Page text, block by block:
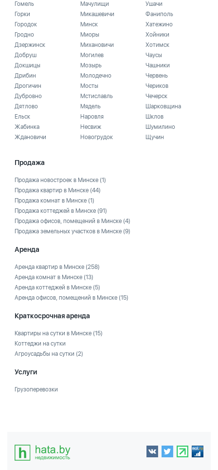
Гомель
Горки
Городок
Гродно
Дзержинск
Добруш
Докшицы
Дрибин
Дрогичин
Дубровно
Дятлово
Ельск
Жабинка
Ждановичи
Мачулищи
Микашевичи
Минск
Миоры
Михановичи
Могилев
Мозырь
Молодечно
Мосты
Мстиславль
Мядель
Наровля
Несвиж
Новогрудок
Ушачи
Фаниполь
Хатежино
Хойники
Хотимск
Чаусы
Чашники
Червень
Чериков
Чечерск
Шарковщина
Шклов
Шумилино
Щучин
Продажа
Продажа новостроек в Минске (1)
Продажа квартир в Минске (44)
Продажа комнат в Минске (1)
Продажа коттеджей в Минске (91)
Продажа офисов, помещений в Минске (4)
Продажа земельных участков в Минске (9)
Аренда
Аренда квартир в Минске (258)
Аренда комнат в Минске (13)
Аренда коттеджей в Минске (5)
Аренда офисов, помещений в Минске (15)
Краткосрочная аренда
Квартиры на сутки в Минске (15)
Коттеджи на сутки
Агроусадьбы на сутки (2)
Услуги
Грузоперевозки